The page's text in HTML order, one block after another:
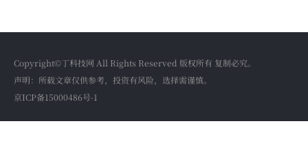
Copyright©丁科技网 All Rights Reserved 版权所有 复制必究。
声明：所载文章仅供参考，投资有风险，选择需谨慎。
京ICP备15000486号-1